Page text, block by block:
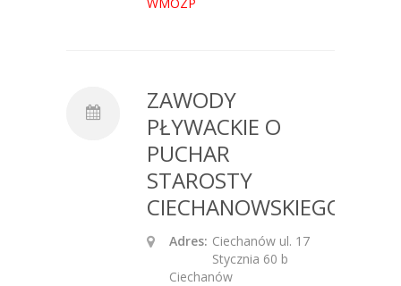
ZAWODY
PŁYWACKIE O
PUCHAR
STAROSTY
CIECHANOWSKIEGO
Adres: Ciechanów ul. 17
Stycznia 60 b
Ciechanów